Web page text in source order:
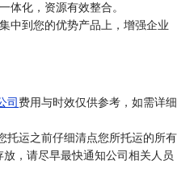
体化，资源有效整合。
中到您的优势产品上，增强企业
司费用与时效仅供参考，如需详细
运之前仔细清点您所托运的所有
，请尽早最快通知公司相关人员